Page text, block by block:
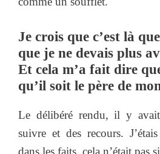
Je crois que c’est là
que je ne devais plus
Et cela m’a fait dire
qu’il soit le père de
Le délibéré rendu, il y
suivre et des recours.
dans les faits, cela n’était pas